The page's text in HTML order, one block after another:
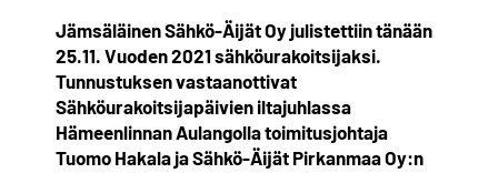
Ajankohtaista
STUL-takuu
Jämsäläinen Sähkö-Äijät Oy julistettiin tänään
25.11. Vuoden 2021 sähköurakoitsijaksi.
Tunnustuksen vastaanottivat
Sähköurakoitsijapäivien iltajuhlassa
Hämeenlinnan Aulangolla toimitusjohtaja
Tuomo Hakala ja Sähkö-Äijät Pirkanmaa Oy:n